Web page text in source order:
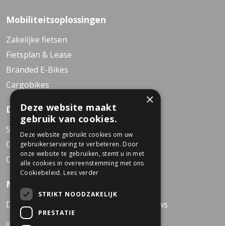
Mobiliteitsoplossingen
Zakelijke fietsen
Fietsplan & Lease
Branded E-Bikes
Cargobikes
Dekkers Business Bikes
Service Center
Over Dekkers
Contact
Nieuwsbrief
Direct op de hoogte van het laatste nieuws
×
Deze website maakt
gebruik van cookies.
Deze website gebruikt cookies om uw
gebruikerservaring te verbeteren. Door
onze website te gebruiken, stemt u in met
alle cookies in overeenstemming met ons
Cookiebeleid. Lees verder
STRIKT NOODZAKELIJK
PRESTATIE